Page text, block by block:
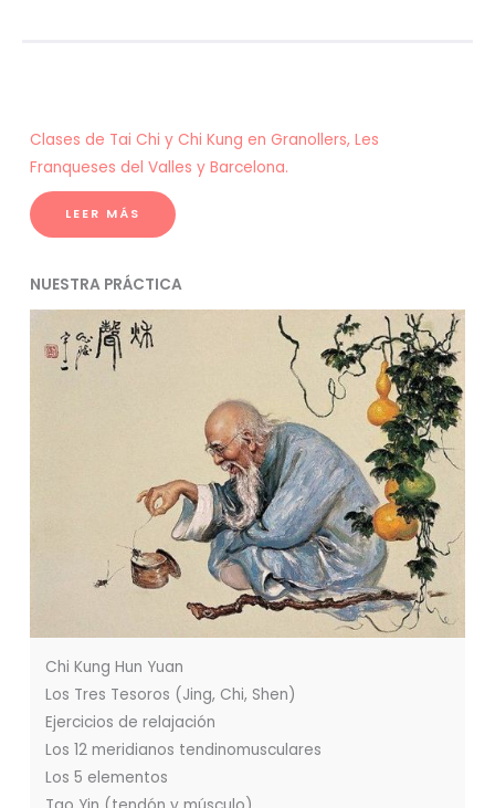
Clases de Tai Chi y Chi Kung en Granollers, Les
Franqueses del Valles y Barcelona.
LEER MÁS
NUESTRA PRÁCTICA
Chi Kung Hun Yuan
Los Tres Tesoros (Jing, Chi, Shen)
Ejercicios de relajación
Los 12 meridianos tendinomusculares
Los 5 elementos